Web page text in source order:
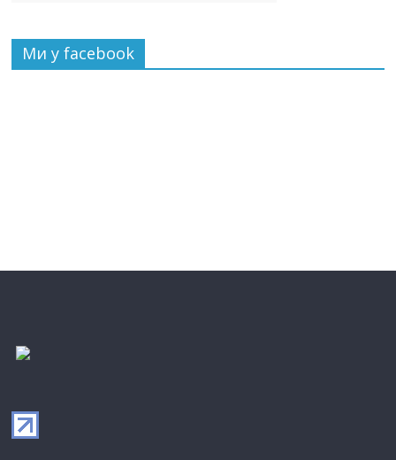
Ми у facebook